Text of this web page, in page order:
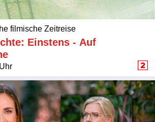
filmische Zeitreise
Einstens - Auf